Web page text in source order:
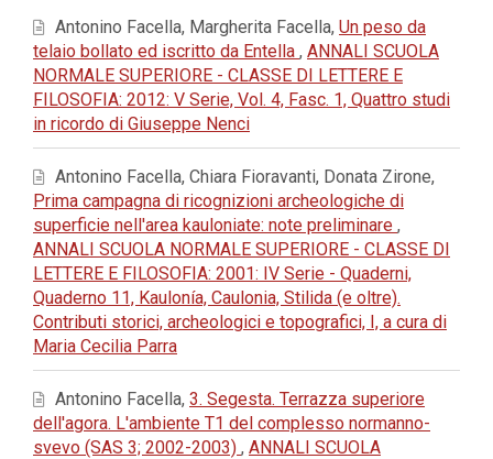
Antonino Facella, Margherita Facella, Un peso da
telaio bollato ed iscritto da Entella , ANNALI SCUOLA
NORMALE SUPERIORE - CLASSE DI LETTERE E
FILOSOFIA: 2012: V Serie, Vol. 4, Fasc. 1, Quattro studi
in ricordo di Giuseppe Nenci
Antonino Facella, Chiara Fioravanti, Donata Zirone,
Prima campagna di ricognizioni archeologiche di
superficie nell'area kauloniate: note preliminare ,
ANNALI SCUOLA NORMALE SUPERIORE - CLASSE DI
LETTERE E FILOSOFIA: 2001: IV Serie - Quaderni,
Quaderno 11, Kaulonía, Caulonia, Stilida (e oltre).
Contributi storici, archeologici e topografici, I, a cura di
Maria Cecilia Parra
Antonino Facella, 3. Segesta. Terrazza superiore
dell'agora. L'ambiente T1 del complesso normanno-
svevo (SAS 3; 2002-2003) , ANNALI SCUOLA